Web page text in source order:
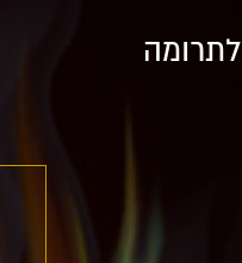
לתרומה